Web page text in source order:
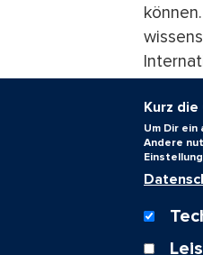
uns
und
Text:
Kurz
Um Dir
Andere